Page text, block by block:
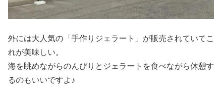
外には大人気の「手作りジェラート」が販売されていてこ
れが美味しい。
海を眺めながらのんびりとジェラートを食べながら休憩す
るのもいいですよ♪